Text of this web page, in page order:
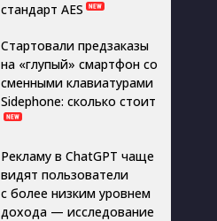
стандарт AES
Стартовали предзаказы
на «глупый» смартфон со
сменными клавиатурами
Sidephone: сколько стоит
Рекламу в ChatGPT чаще
видят пользователи
с более низким уровнем
дохода — исследование